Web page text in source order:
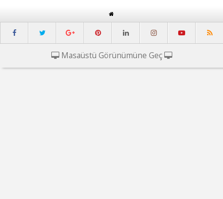
Masaüstü Görünümüne Geç